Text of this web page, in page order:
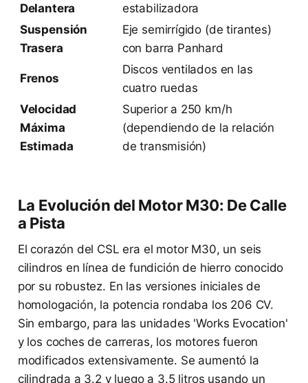
Delantera
estabilizadora
Suspensión
Trasera
Eje semirrígido (de tirantes)
con barra Panhard
Frenos
Discos ventilados en las
cuatro ruedas
Velocidad
Máxima
Estimada
Superior a 250 km/h
(dependiendo de la relación
de transmisión)
La Evolución del Motor M30: De Calle
a Pista
El corazón del CSL era el motor M30, un seis
cilindros en línea de fundición de hierro conocido
por su robustez. En las versiones iniciales de
homologación, la potencia rondaba los 206 CV.
Sin embargo, para las unidades 'Works Evocation'
y los coches de carreras, los motores fueron
modificados extensivamente. Se aumentó la
cilindrada a 3.2 y luego a 3.5 litros usando un